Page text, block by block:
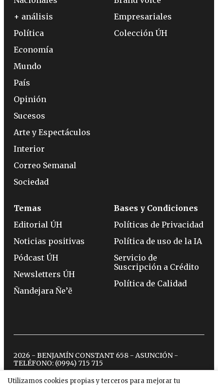
Utilizamos cookies propias y terceros para mejorar tu
+ análisis
Política
Economía
Mundo
País
Opinión
Sucesos
Arte y Espectáculos
Interior
Correo Semanal
Sociedad
Empresariales
Colección ÚH
Temas
Editorial ÚH
Noticias positivas
Pódcast ÚH
Newsletters ÚH
Ñandejara Ñe’ẽ
Bases y Condiciones
Políticas de Privacidad
Política de uso de la IA
Servicio de
Suscripción a Crédito
Política de Calidad
2026 - BENJAMÍN CONSTANT 658 - ASUNCIÓN -
TELÉFONO: (0994) 715 715